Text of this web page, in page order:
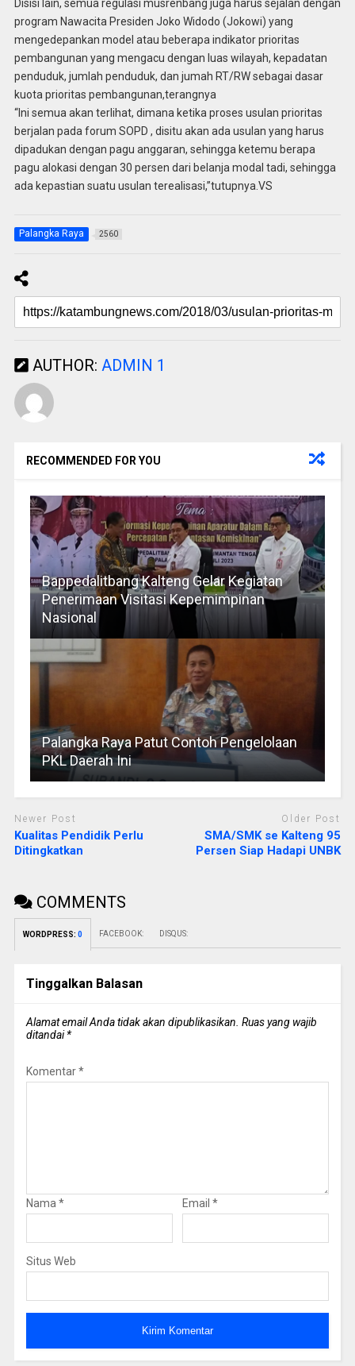
Disisi lain, semua regulasi musrenbang juga harus sejalan dengan
program Nawacita Presiden Joko Widodo (Jokowi) yang
mengedepankan model atau beberapa indikator prioritas
pembangunan yang mengacu dengan luas wilayah, kepadatan
penduduk, jumlah penduduk, dan jumah RT/RW sebagai dasar
kuota prioritas pembangunan,terangnya
“Ini semua akan terlihat, dimana ketika proses usulan prioritas
berjalan pada forum SOPD , disitu akan ada usulan yang harus
dipadukan dengan pagu anggaran, sehingga ketemu berapa
pagu alokasi dengan 30 persen dari belanja modal tadi, sehingga
ada kepastian suatu usulan terealisasi,”tutupnya.VS
Palangka Raya 2560
AUTHOR: ADMIN 1
RECOMMENDED FOR YOU
Bappedalitbang Kalteng Gelar Kegiatan
Penerimaan Visitasi Kepemimpinan
Nasional
Palangka Raya Patut Contoh Pengelolaan
PKL Daerah Ini
Newer Post
Kualitas Pendidik Perlu
Ditingkatkan
Older Post
SMA/SMK se Kalteng 95
Persen Siap Hadapi UNBK
COMMENTS
WORDPRESS: 0 FACEBOOK: DISQUS:
Tinggalkan Balasan
Alamat email Anda tidak akan dipublikasikan. Ruas yang wajib
ditandai*
Komentar*
Nama * Email *
Situs Web